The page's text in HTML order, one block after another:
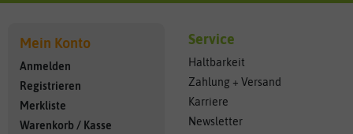
Mein Konto
Anmelden
Registrieren
Merkliste
Warenkorb / Kasse
Service
Haltbarkeit
Zahlung + Versand
Karriere
Newsletter